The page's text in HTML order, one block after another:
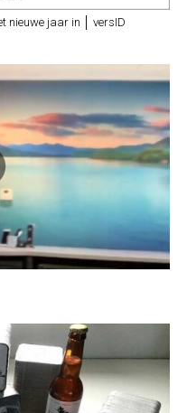
nieuwe jaar in │ versID